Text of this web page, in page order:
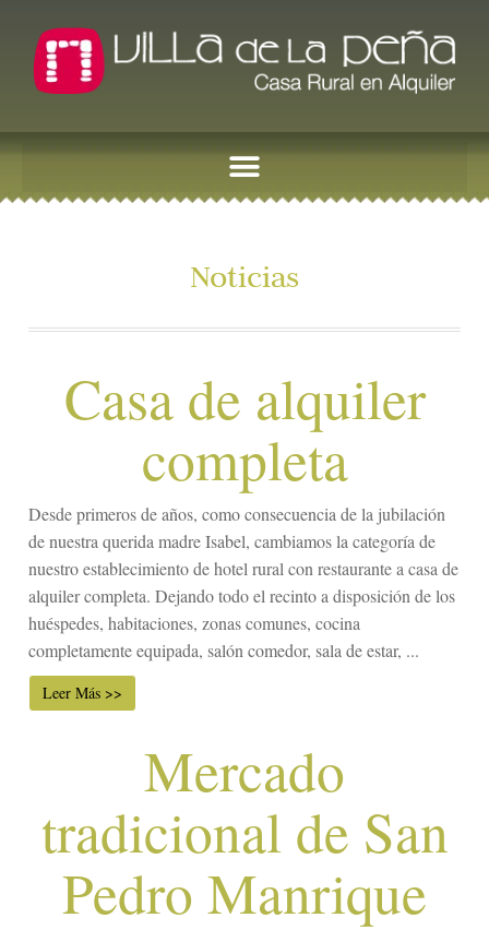
Noticias
Casa de alquiler
completa
Desde primeros de años, como consecuencia de la jubilación
de nuestra querida madre Isabel, cambiamos la categoría de
nuestro establecimiento de hotel rural con restaurante a casa de
alquiler completa. Dejando todo el recinto a disposición de los
huéspedes, habitaciones, zonas comunes, cocina
completamente equipada, salón comedor, sala de estar, ...
Leer Más >>
Mercado
tradicional de San
Pedro Manrique